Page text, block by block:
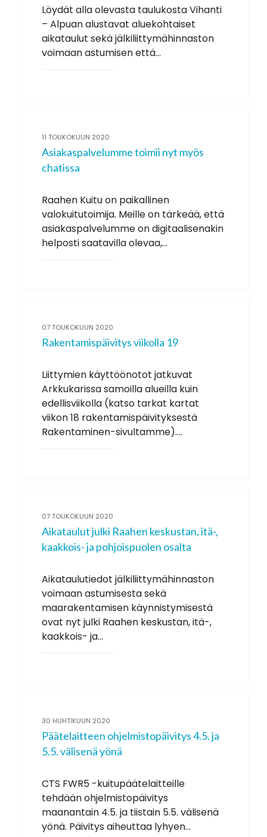
Löydät alla olevasta taulukosta Vihanti
– Alpuan alustavat aluekohtaiset
aikataulut sekä jälkiliittymähinnaston
voimaan astumisen että...
11 TOUKOKUUN 2020
Asiakaspalvelumme toimii nyt myös
chatissa
Raahen Kuitu on paikallinen
valokuitutoimija. Meille on tärkeää, että
asiakaspalvelumme on digitaalisenakin
helposti saatavilla olevaa,...
07 TOUKOKUUN 2020
Rakentamispäivitys viikolla 19
Liittymien käyttöönotot jatkuvat
Arkkukarissa samoilla alueilla kuin
edellisviikolla (katso tarkat kartat
viikon 18 rakentamispäivityksestä
Rakentaminen-sivultamme)....
07 TOUKOKUUN 2020
Aikataulut julki Raahen keskustan, itä-,
kaakkois- ja pohjoispuolen osalta
Aikataulutiedot jälkiliittymähinnaston
voimaan astumisesta sekä
maarakentamisen käynnistymisestä
ovat nyt julki Raahen keskustan, itä-,
kaakkois- ja...
30 HUHTIKUUN 2020
Päätelaitteen ohjelmistopäivitys 4.5. ja
5.5. välisenä yönä
CTS FWR5 -kuitupäätelaitteille
tehdään ohjelmistopäivitys
maanantain 4.5. ja tiistain 5.5. välisenä
yönä. Päivitys aiheuttaa lyhyen...